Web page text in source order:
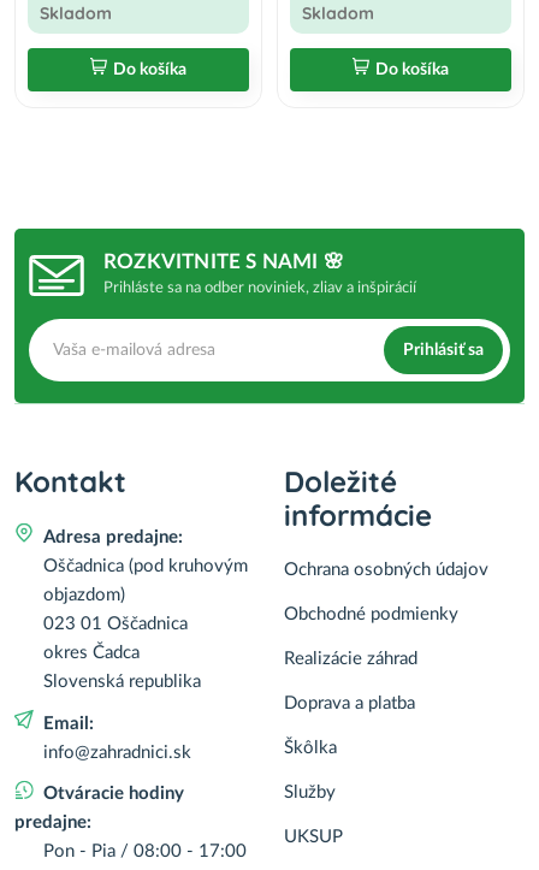
Skladom
Do košíka
Skladom
Do košíka
ROZKVITNITE S NAMI 🌸
Prihláste sa na odber noviniek, zliav a inšpirácií
Prihlásiť sa
Kontakt
Adresa predajne:
Oščadnica (pod kruhovým
objazdom)
023 01 Oščadnica
okres Čadca
Slovenská republika
Email:
info@zahradnici.sk
Otváracie hodiny
predajne:
Pon - Pia / 08:00 - 17:00
Doležité
informácie
Ochrana osobných údajov
Obchodné podmienky
Realizácie záhrad
Doprava a platba
Škôlka
Služby
UKSUP